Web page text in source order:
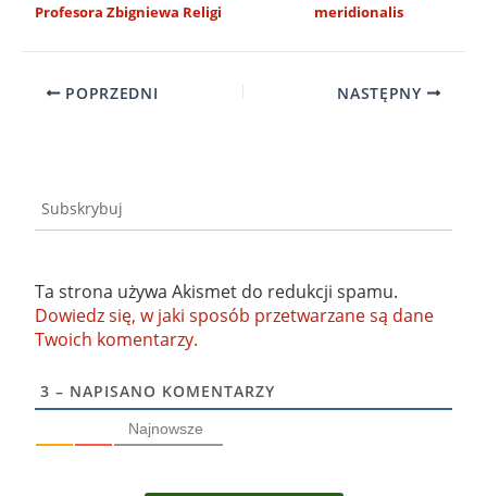
Profesora Zbigniewa Religi
meridionalis
POPRZEDNI NASTĘPNY
Subskrybuj
Ta strona używa Akismet do redukcji spamu.
Dowiedz się, w jaki sposób przetwarzane są dane
Twoich komentarzy.
3 – NAPISANO KOMENTARZY
Najnowsze